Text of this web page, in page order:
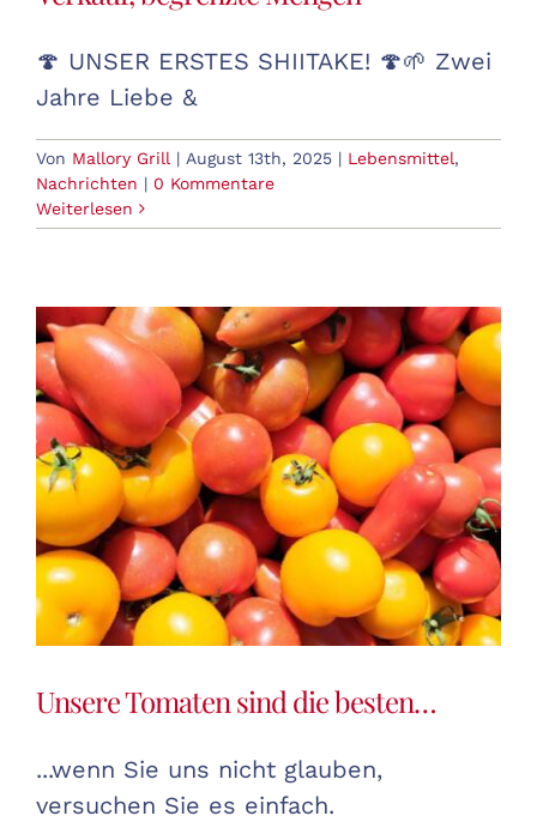
🍄 UNSER ERSTES SHIITAKE! 🍄🌱 Zwei
Jahre Liebe &
Von Mallory Grill | August 13th, 2025 | Lebensmittel,
Nachrichten | 0 Kommentare
Weiterlesen
Unsere Tomaten sind die besten…
...wenn Sie uns nicht glauben,
versuchen Sie es einfach.